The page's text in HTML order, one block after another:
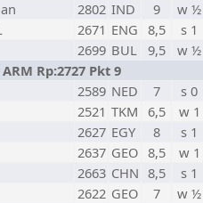
2802 IND 9
w ½
2671 ENG 8,5
s 1
2699 BUL 9,5
w ½
Rp:2727 Pkt 9
2589 NED 7
s 0
2521 TKM 6,5
w 1
2627 EGY 8
s 1
2637 GEO 8,5
w 1
2663 CHN 8,5
s 1
2622 GEO 7
w ½